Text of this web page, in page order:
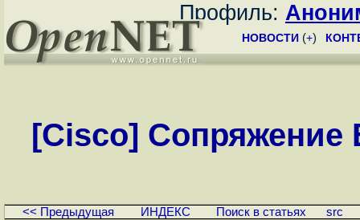
Профиль:
НОВОСТИ (+)
[Cisco] Сопряжение
<< Предыдущая ИНДЕКС Поиск в статьях src